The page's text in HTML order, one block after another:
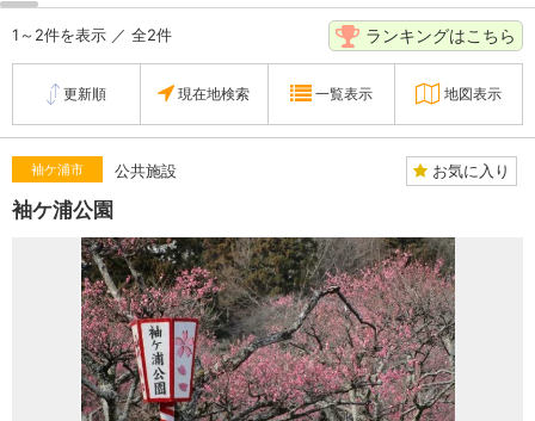
1～2件を表示 ／ 全2件 ランキングはこちら
更新順 現在地検索 一覧表示 地図表示
袖ケ浦市 公共施設 お気に入り
袖ケ浦公園